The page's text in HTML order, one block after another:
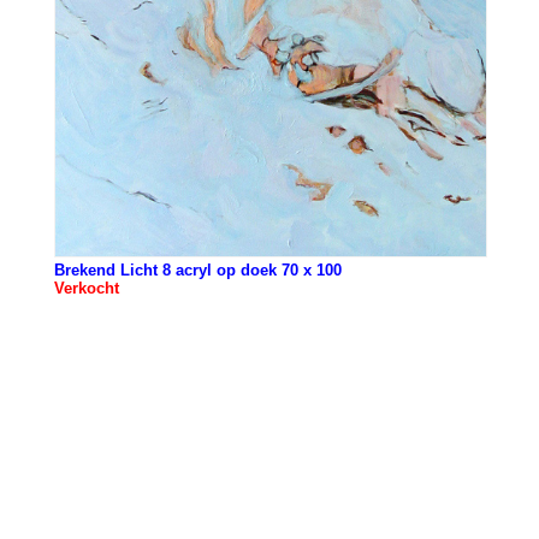
Brekend Licht 8 acryl op doek 70 x 100
Verkocht